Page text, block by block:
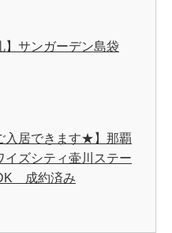
】サンガーデン島袋
入居できます★】那覇
ズシティ壷川ステー
成約済み